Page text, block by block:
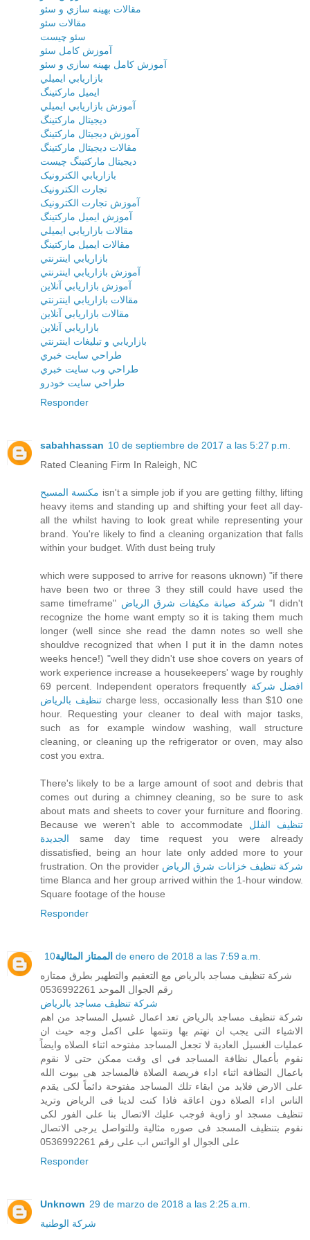
مقالات بهينه سازي و سئو
مقالات سئو
سئو چيست
آموزش کامل سئو
آموزش کامل بهينه سازي و سئو
بازاريابي ايميلي
ايميل مارکتينگ
آموزش بازاريابي ايميلي
ديجيتال مارکتينگ
آموزش ديجيتال مارکتينگ
مقالات ديجيتال مارکتينگ
ديجيتال مارکتينگ چيست
بازاريابي الکترونيک
تجارت الکترونيک
آموزش تجارت الکترونيک
آموزش ايميل مارکتينگ
مقالات بازاريابي ايميلي
مقالات ايميل مارکتينگ
بازاريابي اينترنتي
آموزش بازاريابي اينترنتي
آموزش بازاريابي آنلاين
مقالات بازاريابي اينترنتي
مقالات بازاريابي آنلاين
بازاريابي آنلاين
بازاريابي و تبليغات اينترنتي
طراحي سايت خبري
طراحي وب سايت خبري
طراحي سايت خودرو
Responder
sabahhassan 10 de septiembre de 2017 a las 5:27 p.m.
Rated Cleaning Firm In Raleigh, NC
مكنسة المسبح isn't a simple job if you are getting filthy, lifting
heavy items and standing up and shifting your feet all day-
all the whilst having to look great while representing your
brand. You're likely to find a cleaning organization that falls
within your budget. With dust being truly
which were supposed to arrive for reasons uknown) "if there
have been two or three 3 they still could have used the
same timeframe" شركة صيانة مكيفات شرق الرياض "I didn't
recognize the home want empty so it is taking them much
longer (well since she read the damn notes so well she
shouldve recognized that when I put it in the damn notes
weeks hence!) "well they didn't use shoe covers on years of
work experience increase a housekeepers' wage by roughly
69 percent. Independent operators frequently افضل شركة
تنظيف بالرياضcharge less, occasionally less than $10 one
hour. Requesting your cleaner to deal with major tasks,
such as for example window washing, wall structure
cleaning, or cleaning up the refrigerator or oven, may also
cost you extra.
There's likely to be a large amount of soot and debris that
comes out during a chimney cleaning, so be sure to ask
about mats and sheets to cover your furniture and flooring.
Because we weren't able to accommodate تنظيف الفلل
الجديدة same day time request you were already
dissatisfied, being an hour late only added more to your
frustration. On the provider شركة تنظيف خزانات شرق الرياض
time Blanca and her group arrived within the 1-hour window.
Square footage of the house
Responder
الممتاز المثالية 10 de enero de 2018 a las 7:59 a.m.
شركة تنظيف مساجد بالرياض مع التعقيم والتطهير بطرق ممتازه
رقم الجوال الموحد 0536992261
شركة تنظيف مساجد بالرياض
شركة تنظيف مساجد بالرياض تعد اعمال غسيل المساجد من اهم
الاشياء التى يجب ان نهتم بها ونتمها على اكمل وجه حيث ان
عمليات الغسيل العادية لا تجعل المساجد مفتوحه اثناء الصلاه وايضاً
نقوم بأعمال نظافة المساجد فى اى وقت ممكن حتى لا نقوم
باعمال النظافة اثناء اداء فريضة الصلاة فالمساجد هى بيوت الله
على الارض فلابد من ابقاء تلك المساجد مفتوحة دائماً لكى يقدم
الناس اداء الصلاة دون اعاقة فاذا كنت لدينا فى الرياض وتريد
تنظيف مسجد او زاوية فوجب عليك الاتصال بنا على الفور لكى
نقوم بتنظيف المسجد فى صوره مثالية وللتواصل يرجى الاتصال
على الجوال او الواتس اب على رقم 0536992261
Responder
Unknown 29 de marzo de 2018 a las 2:25 a.m.
شركة الوطنية